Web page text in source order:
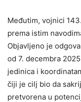
Međutim, vojnici
prema istim
Objavljeno je
od 7. decembra
jedinica i
čiji je cilj bio da
pretvorena u